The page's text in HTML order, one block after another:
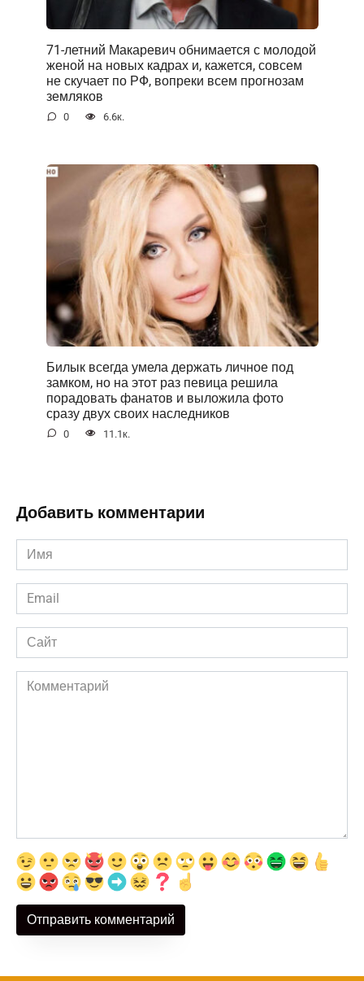
71-летний Макаревич обнимается с молодой
женой на новых кадрах и, кажется, совсем
не скучает по РФ, вопреки всем прогнозам
земляков
0 6.6к.
Билык всегда умела держать личное под
замком, но на этот раз певица решила
порадовать фанатов и выложила фото
сразу двух своих наследников
0 11.1к.
Добавить комментарии
Имя
*
Email
*
Сайт
Комментарий